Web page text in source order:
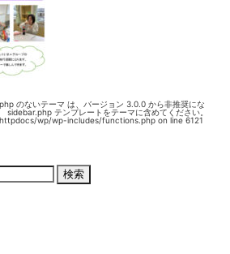
のないテーマ は、バージョン 3.0.0 から非推奨にな
sidebar.php テンプレートをテーマに含めてください。
wp/wp-includes/functions.php on line 6121